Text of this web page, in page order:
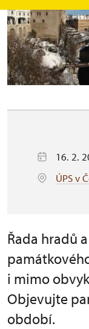
16. 2.
ÚPS v
Řada hradů
i mimo
Objevujte
období.